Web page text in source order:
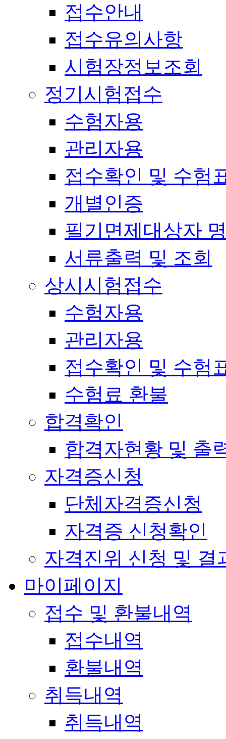
접수안내
접수유의사항
시험장정보조회
정기시험접수
수험자용
관리자용
접수확인 및 수험
개별인증
필기면제대상자
서류출력 및 조회
상시시험접수
수험자용
관리자용
접수확인 및 수험
수험료 환불
합격확인
합격자현황 및 출
자격증신청
단체자격증신청
자격증 신청확인
자격진위 신청 및 결
마이페이지
접수 및 환불내역
접수내역
환불내역
취득내역
취득내역